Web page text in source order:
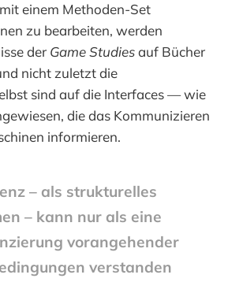
einem Methoden-Set
zu bearbeiten, werden
der Game Studiesauf Bücher
nicht zuletzt die
sind auf die Interfaces — wie
die das Kommunizieren
informieren.
– als strukturelles
– kann nur als eine
vorangehender
verstanden